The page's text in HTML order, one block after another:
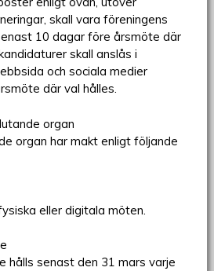
skall vara föreningens
10 dagar före årsmöte där
skall anslås i
och sociala medier
där val hålles.
organ
organ har makt enligt följande
eller digitala möten.
hålls senast den 31 mars varje